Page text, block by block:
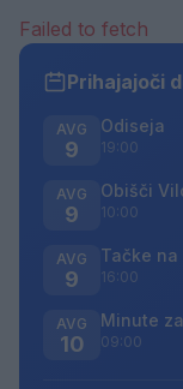
Failed to fetch
Prihajajoči
AVG
9
Odiseja
19:00
AVG
9
Obišči
10:00
AVG
9
Tačke
16:00
AVG
10
Minute
09:00